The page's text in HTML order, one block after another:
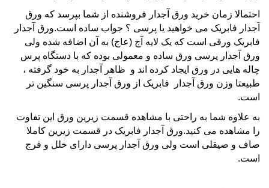
احتمالا زمان خرید ورق آجدار فروشنده از شما بپرسد که ورق
آجدار فابریک می خواهید یا پرسی ؟ جواب ساده است.ورق آجدار
فابریک ورقی است که یک لایه آج (عاج) به آن اضافه شده ولی
ورق آجدار پرسی ورق ساده و معمولی بوده که با دستگاه پرس
چاله هایی در ورق ایجاد کرده اند و ظاهر آجدار به خود گرفته ،
طبیعتا وزن ورق آجدار فابریک از ورق آجدار پرسی سنگین تر
است.
به علاوه شما به راحتی با مشاهده قسمت زیرین ورق این تفاوت
را مشاهده می کنید.ورق آجدار فابریک در قسمت زیرین کاملا
صاف و صیقلی است ولی ورق آجدار پرسی دارای خلل و فرج
است.